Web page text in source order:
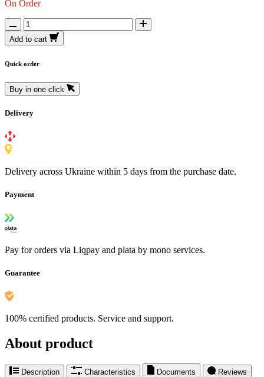
On Order
Add to cart
Quick order
Buy in one click
Delivery
Delivery across Ukraine within 5 days from the purchase date.
Payment
Pay for orders via Liqpay and plata by mono services.
Guarantee
100% certified products. Service and support.
About product
Description Characteristics Documents Reviews